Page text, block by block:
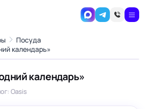
Посуда
календарь»
›
календарь»
Oasis